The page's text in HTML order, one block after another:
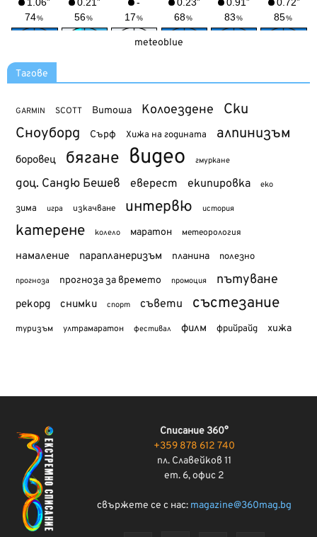
meteoblue
Тагове
GARMIN SCOTT Витоша Колоездене Ски
Сноуборд Сърф Хижа на годината алпинизъм
боровец бягане видео гмуркане
доц. Сандю Бешев еверест екипировка еко
зима игра изкачване интервю история
катерене колело маратон метеорология
намаление парапланеризъм планина полезно
прогноза прогноза за времето промоция пътуване
рекорд снимки спорт съвети състезание
туризъм ултрамаратон фестивал филм фрийрайд хижа
Списание 360°
+359 878 612 740
пл. Славейков 11
ет. 6, офис 2
свържете се с нас: magazine@360mag.bg